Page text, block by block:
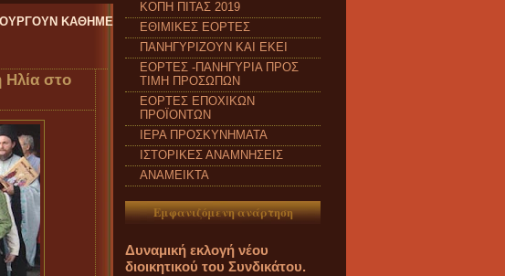
ΑΠΟ ΔΕΥΤΕΡΑ έως ΠΑΡΑΣΚΕΥΗ και από ώρα 09:00 π.μ. έως 04:00 μ.μ.
Ηλία στο
ΚΟΠΗ ΠΙΤΑΣ 2019
ΕΘΙΜΙΚΕΣ ΕΟΡΤΕΣ
ΠΑΝΗΓΥΡΙΖΟΥΝ ΚΑΙ ΕΚΕΙ
ΕΟΡΤΕΣ -ΠΑΝΗΓΥΡΙΑ ΠΡΟΣ
ΤΙΜΗ ΠΡΟΣΩΠΩΝ
ΕΟΡΤΕΣ ΕΠΟΧΙΚΩΝ
ΠΡΟΪΟΝΤΩΝ
ΙΕΡΑ ΠΡΟΣΚΥΝΗΜΑΤΑ
ΙΣΤΟΡΙΚΕΣ ΑΝΑΜΝΗΣΕΙΣ
ΑΝΑΜΕΙΚΤΑ
Εμφανιζόμενη ανάρτηση
Δυναμική εκλογή νέου
διοικητικού του Συνδικάτου.